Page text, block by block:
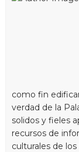
como fin
verdad de la
solidos y fieles
recursos de
culturales de